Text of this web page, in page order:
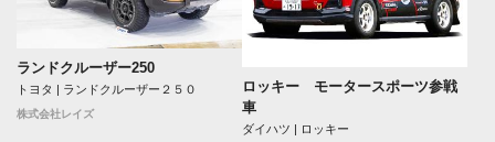
ランドクルーザー250
トヨタ | ランドクルーザー２５０
株式会社レイズ
ロッキー モータースポーツ参戦
車
ダイハツ | ロッキー